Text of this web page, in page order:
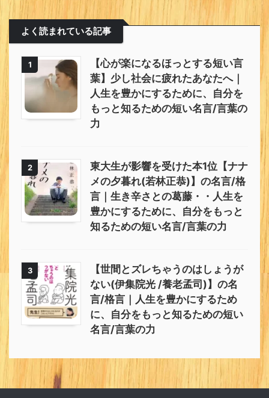
よく読まれている記事
1
【心が楽になるほっとする短い言
葉】少し社会に疲れたあなたへ｜
人生を豊かにするために、自分を
もっと知るための短い名言/言葉の
力
2
東大生が影響を受けた本1位【ナナ
メの夕暮れ(若林正恭)】の名言/格
言｜生き辛さとの葛藤・・人生を
豊かにするために、自分をもっと
知るための短い名言/言葉の力
3
【世間とズレちゃうのはしょうが
ない(伊集院光 /養老孟司)】の名
言/格言｜人生を豊かにするため
に、自分をもっと知るための短い
名言/言葉の力